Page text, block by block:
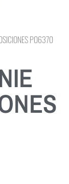
PO6370